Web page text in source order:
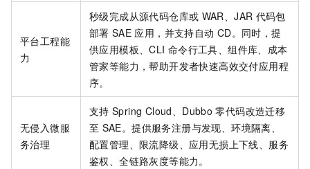
平台工程能
力
秒级完成从源代码仓库或 WAR、JAR 代码包
部署 SAE 应用，并支持自动 CD。同时，提
供应用模板、CLI 命令行工具、组件库、成本
管家等能力，帮助开发者快速高效交付应用程
序。
无侵入微服
务治理
支持 Spring Cloud、Dubbo 零代码改造迁移
至 SAE。提供服务注册与发现、环境隔离、
配置管理、限流降级、应用无损上下线、服务
鉴权、全链路灰度等能力。